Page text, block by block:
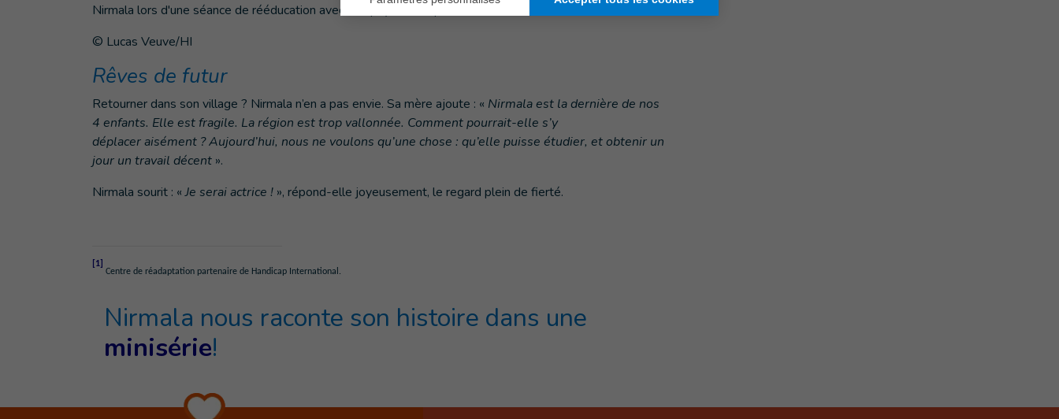
Nirmala lors d'une séance de rééducation avec son physiothérapeute.
© Lucas Veuve/HI
Rêves de futur
Retourner dans son village ? Nirmala n’en a pas envie. Sa mère ajoute : « Nirmala est la dernière de nos
4 enfants. Elle est fragile. La région est trop vallonnée. Comment pourrait-elle s’y
déplacer aisément ? Aujourd’hui, nous ne voulons qu’une chose : qu’elle puisse étudier, et obtenir un
jour un travail décent ».
Nirmala sourit : «Je seraiactrice ! », répond-elle joyeusement, le regard plein de fierté.
[1]
Centre de réadaptation partenaire de Handicap International.
Nirmala nous raconte son histoire dans une
minisérie!